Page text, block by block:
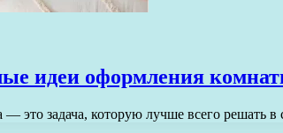
идеи оформления
это задача, которую лучше всего решать